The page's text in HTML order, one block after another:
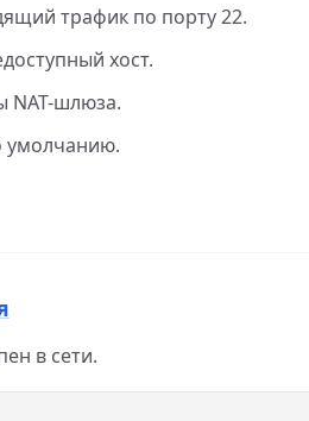
трафик по порту 22.
хост.
NAT-шлюза.
умолчанию.
в сети.